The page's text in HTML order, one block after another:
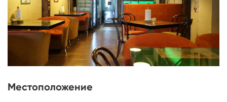
Местоположение